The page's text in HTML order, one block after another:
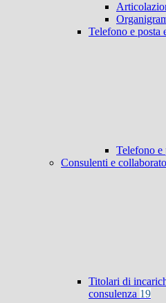
Telefono e posta
Telefono e
Consulenti e
Titolari di
consulenza 19